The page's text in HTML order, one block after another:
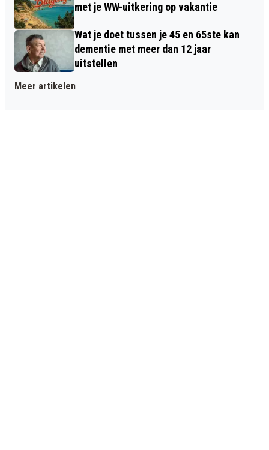
met je WW-uitkering op vakantie
Wat je doet tussen je 45 en 65ste kan
dementie met meer dan 12 jaar
uitstellen
Meer artikelen